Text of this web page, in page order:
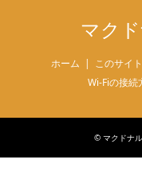
マク
ホーム このサイ
Wi-Fiの接続
© マクドナ